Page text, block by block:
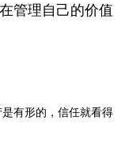
管理自己的价值
有形的，信任就看得